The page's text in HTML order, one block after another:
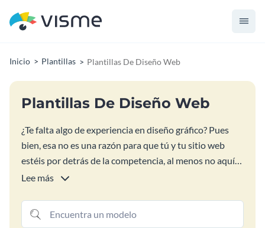
Inicio Plantillas Plantillas De Diseño Web
Plantillas De Diseño Web
¿Te falta algo de experiencia en diseño gráfico? Pues
bien, esa no es una razón para que tú y tu sitio web
estéis por detrás de la competencia, al menos no aquí
en Visme. Con la ayuda de nuestras plantillas de diseño
cada vez más visitantes. Tenemos todo tipo de
imágenes y otros elementos visuales que necesitas
Lee más